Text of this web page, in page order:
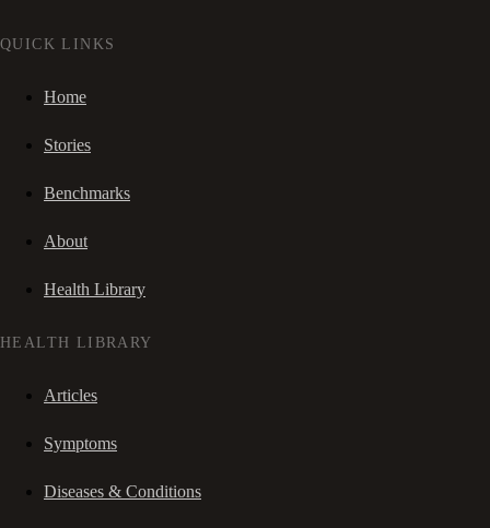
QUICK LINKS
Home
Stories
Benchmarks
About
Health Library
HEALTH LIBRARY
Articles
Symptoms
Diseases & Conditions